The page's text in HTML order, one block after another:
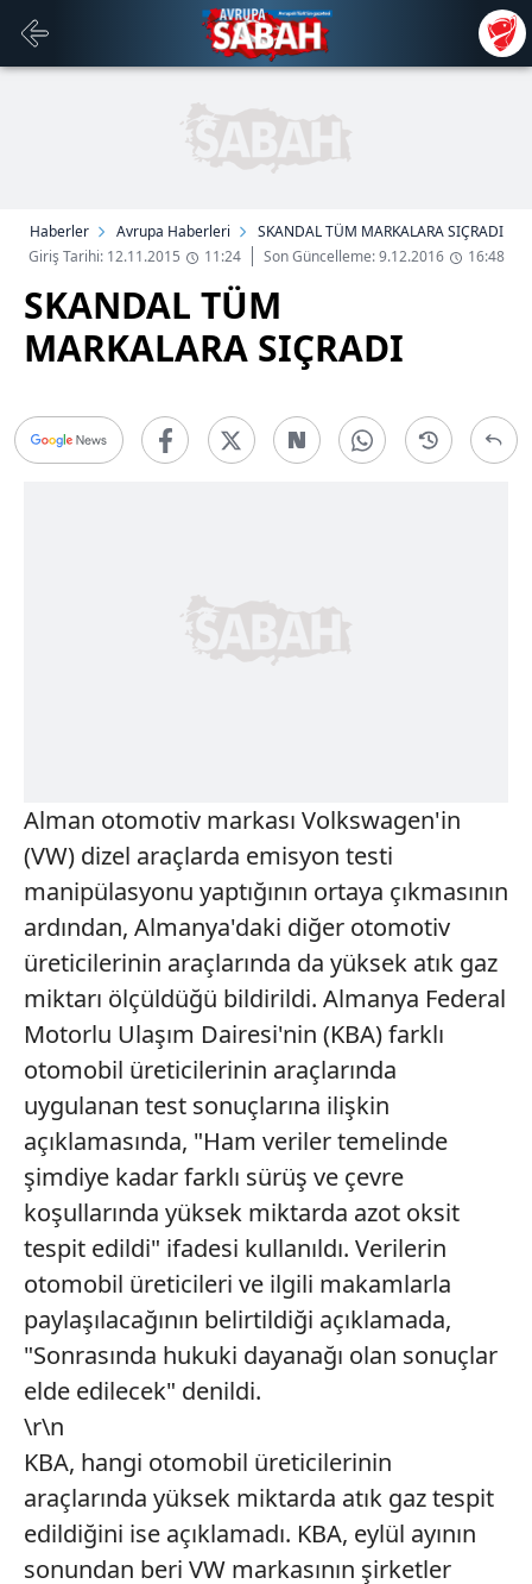
Haberler Avrupa Haberleri
SKANDAL TÜM MARKALARA SIÇRADI
Giriş Tarihi: 12.11.2015
11:24 Son Güncelleme: 9.12.2016 16:48
SKANDAL TÜM
MARKALARA SIÇRADI
Alman otomotiv markası Volkswagen'in
(VW) dizel araçlarda emisyon testi
manipülasyonu yaptığının ortaya çıkmasının
ardından, Almanya'daki diğer otomotiv
üreticilerinin araçlarında da yüksek atık gaz
miktarı ölçüldüğü bildirildi. Almanya Federal
Motorlu Ulaşım Dairesi'nin (KBA) farklı
otomobil üreticilerinin araçlarında
uygulanan test sonuçlarına ilişkin
açıklamasında, "Ham veriler temelinde
şimdiye kadar farklı sürüş ve çevre
koşullarında yüksek miktarda azot oksit
tespit edildi" ifadesi kullanıldı. Verilerin
otomobil üreticileri ve ilgili makamlarla
paylaşılacağının belirtildiği açıklamada,
"Sonrasında hukuki dayanağı olan sonuçlar
elde edilecek" denildi.
\r\n
KBA, hangi otomobil üreticilerinin
araçlarında yüksek miktarda atık gaz tespit
edildiğini ise açıklamadı. KBA, eylül ayının
sonundan beri VW markasının şirketler